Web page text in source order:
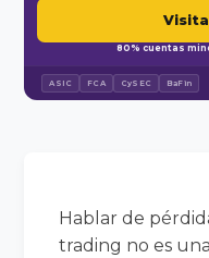
80% cuentas
ASIC FCA CySEC BaFin
Hablar de
trading no es